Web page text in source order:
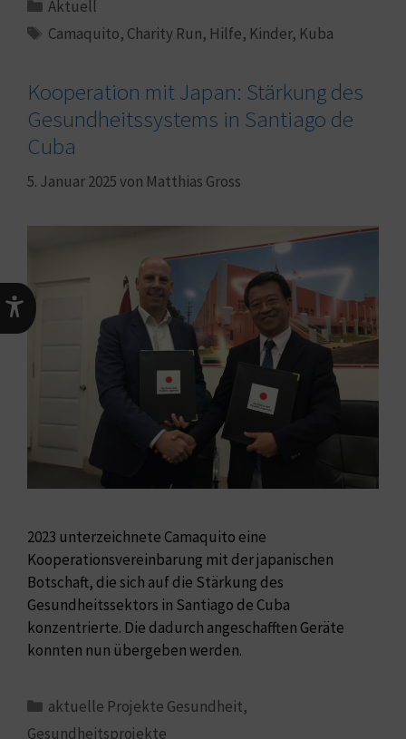
Aktuell
Camaquito, Charity Run, Hilfe, Kinder, Kuba
Kooperation mit Japan: Stärkung des
Gesundheitssystems in Santiago de
Cuba
5. Januar 2025von Matthias Gross
2023 unterzeichnete Camaquito eine
Kooperationsvereinbarung mit der japanischen
Botschaft, die sich auf die Stärkung des
Gesundheitssektors in Santiago de Cuba
konzentrierte. Die dadurch angeschafften Geräte
konnten nun übergeben werden.
aktuelle Projekte Gesundheit,
Gesundheitsprojekte